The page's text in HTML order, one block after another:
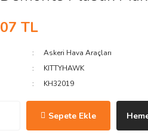
TL
Askeri Hava Araçları
KITTYHAWK
KH32019
Sepete Ekle